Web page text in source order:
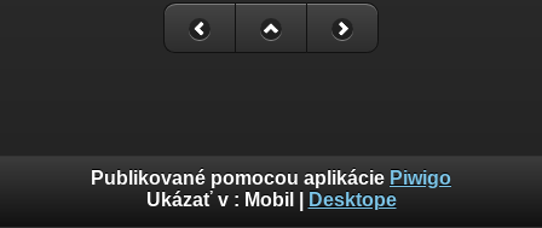
Publikované pomocou aplikácie Piwigo
Ukázať v : Mobil Desktope